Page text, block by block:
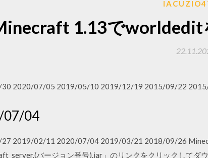
1.13で
2020/07/05 2019/05/10 2019/12/19 2015/09/22
07/04
2019/02/11 2020/07/04 2019/03/21 2018/09/26
バージョン番号).jar」のリンクをクリックして